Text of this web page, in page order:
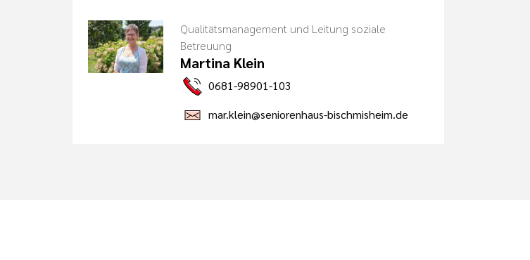
Qualitätsmanagement und Leitung soziale
Betreuung
Martina Klein
0681-98901-103
mar.klein@seniorenhaus-bischmisheim.de